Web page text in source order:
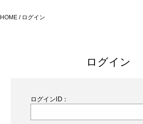
HOME / ログイン
ログイン
ログインID：